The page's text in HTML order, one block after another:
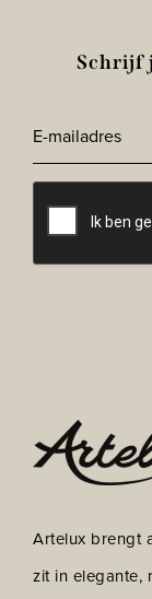
Schrijf
Artelux brengt
zit in elegante,